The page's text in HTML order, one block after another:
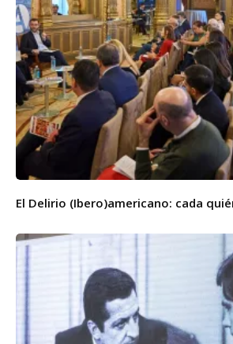
El Delirio (Ibero)americano: cada